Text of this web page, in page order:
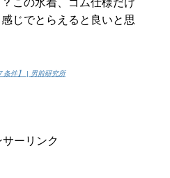
この水着、ゴム仕様だけ
じでとらえると良いと思
条件】 | 男前研究所
サーリンク